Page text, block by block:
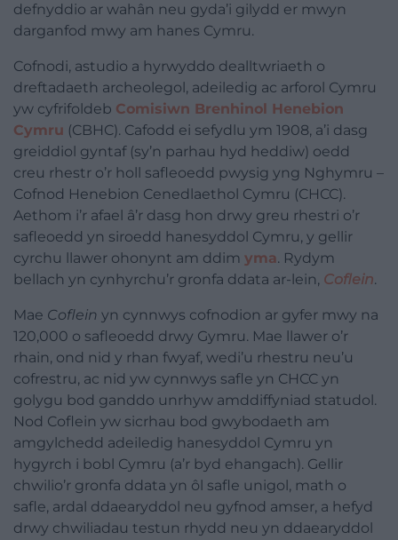
defnyddio ar wahân neu gyda’i gilydd er mwyn
darganfod mwy am hanes Cymru.
Cofnodi, astudio a hyrwyddo dealltwriaeth o
dreftadaeth archeolegol, adeiledig ac arforol Cymru
yw cyfrifoldeb Comisiwn Brenhinol Henebion
Cymru (CBHC). Cafodd ei sefydlu ym 1908, a’i dasg
greiddiol gyntaf (sy’n parhau hyd heddiw) oedd
creu rhestr o’r holl safleoedd pwysig yng Nghymru –
Cofnod Henebion Cenedlaethol Cymru (CHCC).
Aethom i’r afael â’r dasg hon drwy greu rhestri o’r
safleoedd yn siroedd hanesyddol Cymru, y gellir
cyrchu llawer ohonynt am ddim yma. Rydym
bellach yn cynhyrchu’r gronfa ddata ar-lein, Coflein.
Mae Coflein yn cynnwys cofnodion ar gyfer mwy na
120,000 o safleoedd drwy Gymru. Mae llawer o’r
rhain, ond nid y rhan fwyaf, wedi’u rhestru neu’u
cofrestru, ac nid yw cynnwys safle yn CHCC yn
golygu bod ganddo unrhyw amddiffyniad statudol.
Nod Coflein yw sicrhau bod gwybodaeth am
amgylchedd adeiledig hanesyddol Cymru yn
hygyrch i bobl Cymru (a’r byd ehangach). Gellir
chwilio’r gronfa ddata yn ôl safle unigol, math o
safle, ardal ddaearyddol neu gyfnod amser, a hefyd
drwy chwiliadau testun rhydd neu yn ddaearyddol